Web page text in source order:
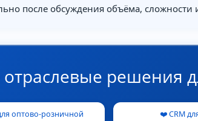
после обсуждения объёма, сложности
решения
оптово-розничной
❤️ CRM